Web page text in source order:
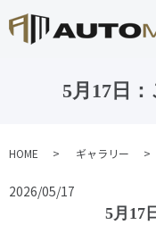
5月17日
HOME ギャラリー
2026/05/17
5月17